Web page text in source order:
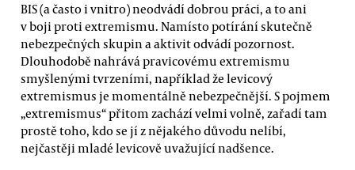
BIS (a často i vnitro) neodvádí dobrou práci, a to ani
v boji proti extremismu. Namísto potírání skutečně
nebezpečných skupin a aktivit odvádí pozornost.
Dlouhodobě nahrává pravicovému extremismu
smyšlenými tvrzeními, například že levicový
extremismus je momentálně nebezpečnější. S pojmem
„extremismus“ přitom zachází velmi volně, zařadí tam
prostě toho, kdo se jí z nějakého důvodu nelíbí,
nejčastěji mladé levicově uvažující nadšence.